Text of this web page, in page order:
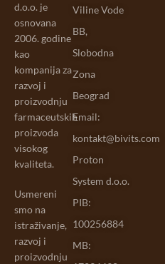
d.o.o. je
osnovana
2006. godine
kao
kompanija za
razvoj i
proizvodnju
farmaceutskih
proizvoda
visokog
kvaliteta.
Usmereni
smo na
istraživanje,
razvoj i
proizvodnju
Viline Vode
BB,
Slobodna
Zona
Beograd
Email:
kontakt@bivits.com
Proton
System d.o.o.
PIB:
100256884
MB: